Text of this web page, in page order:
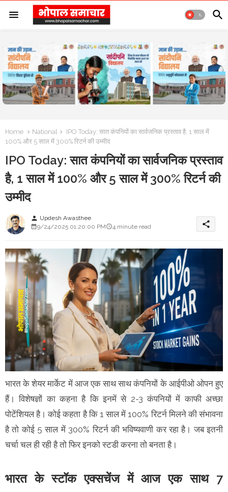
Home National
IPO Today: सात कंपनियों का सार्वजनिक प्रस्ताव है, 1 साल में
100% और 5 साल में 300% रिटर्न की उम्मीद
IPO Today: सात कंपनियों का सार्वजनिक प्रस्ताव
है, 1 साल में 100% और 5 साल में 300% रिटर्न की
उम्मीद
person Updesh Awasthee
9/24/2025 01:20:00 PM
4 minute read share
भारत के शेयर मार्केट में आज एक साथ साथ कंपनियों के आईपीओ ओपन हुए
हैं। विशेषज्ञों का कहना है कि इनमें से 2-3 कंपनियों में काफी अच्छा
पोटेंशियल है। कोई कहता है कि 1 साल में 100% रिटर्न मिलने की संभावना
है तो कोई 5 साल में 300% रिटर्न की भविष्यवाणी कर रहा है। जब इतनी
चर्चा चल ही रही है तो फिर इनको स्टडी करना तो बनता है।
भारत के स्टॉक एक्सचेंज में आज एक साथ 7